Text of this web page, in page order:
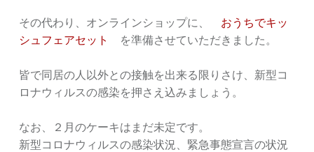
その代わり、オンラインショップに、 おうちでキッ
シュフェアセット
を準備させていただきました。
皆で同居の人以外との接触を出来る限りさけ、新型コ
ロナウィルスの感染を押さえ込みましょう。
なお、２月のケーキはまだ未定です。
新型コロナウィルスの感染状況、緊急事態宣言の状況